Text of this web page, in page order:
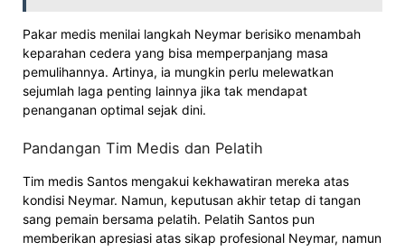
Pakar medis menilai langkah Neymar berisiko menambah
keparahan cedera yang bisa memperpanjang masa
pemulihannya. Artinya, ia mungkin perlu melewatkan
sejumlah laga penting lainnya jika tak mendapat
penanganan optimal sejak dini.
Pandangan Tim Medis dan Pelatih
Tim medis Santos mengakui kekhawatiran mereka atas
kondisi Neymar. Namun, keputusan akhir tetap di tangan
sang pemain bersama pelatih. Pelatih Santos pun
memberikan apresiasi atas sikap profesional Neymar, namun